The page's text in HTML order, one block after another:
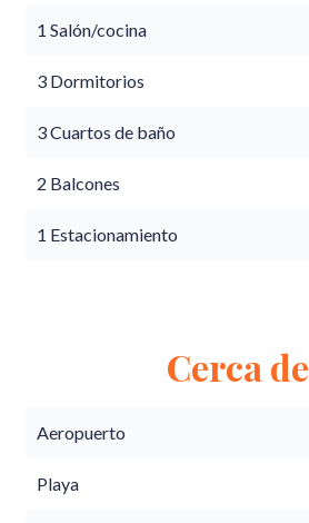
1 Salón/cocina
3 Dormitorios
3 Cuartos de baño
2 Balcones
1 Estacionamiento
Cerca de
Aeropuerto
Playa